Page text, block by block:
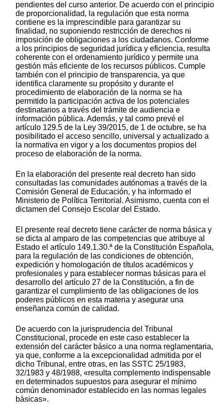
pendientes del curso anterior. De acuerdo con el principio
de proporcionalidad, la regulación que esta norma
contiene es la imprescindible para garantizar su
finalidad, no suponiendo restricción de derechos ni
imposición de obligaciones a los ciudadanos. Conforme
a los principios de seguridad jurídica y eficiencia, resulta
coherente con el ordenamiento jurídico y permite una
gestión más eficiente de los recursos públicos. Cumple
también con el principio de transparencia, ya que
identifica claramente su propósito y durante el
procedimiento de elaboración de la norma se ha
permitido la participación activa de los potenciales
destinatarios a través del trámite de audiencia e
información pública. Además, y tal como prevé el
artículo 129.5 de la Ley 39/2015, de 1 de octubre, se ha
posibilitado el acceso sencillo, universal y actualizado a
la normativa en vigor y a los documentos propios del
proceso de elaboración de la norma.
En la elaboración del presente real decreto han sido
consultadas las comunidades autónomas a través de la
Comisión General de Educación, y ha informado el
Ministerio de Política Territorial. Asimismo, cuenta con el
dictamen del Consejo Escolar del Estado.
El presente real decreto tiene carácter de norma básica y
se dicta al amparo de las competencias que atribuye al
Estado el artículo 149.1.30.ª de la Constitución Española,
para la regulación de las condiciones de obtención,
expedición y homologación de títulos académicos y
profesionales y para establecer normas básicas para el
desarrollo del artículo 27 de la Constitución, a fin de
garantizar el cumplimiento de las obligaciones de los
poderes públicos en esta materia y asegurar una
enseñanza común de calidad.
De acuerdo con la jurisprudencia del Tribunal
Constitucional, procede en este caso establecer la
extensión del carácter básico a una norma reglamentaria,
ya que, conforme a la excepcionalidad admitida por el
dicho Tribunal, entre otras, en las SSTC 25/1983,
32/1983 y 48/1988, «resulta complemento indispensable
en determinados supuestos para asegurar el mínimo
común denominador establecido en las normas legales
básicas».